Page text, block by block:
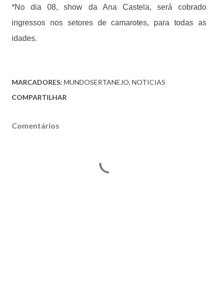
*No dia 08, show da Ana Castela, será cobrado
ingressos nos setores de camarotes, para todas as
idades.
MARCADORES: MUNDOSERTANEJO NOTICIAS
COMPARTILHAR
Comentários